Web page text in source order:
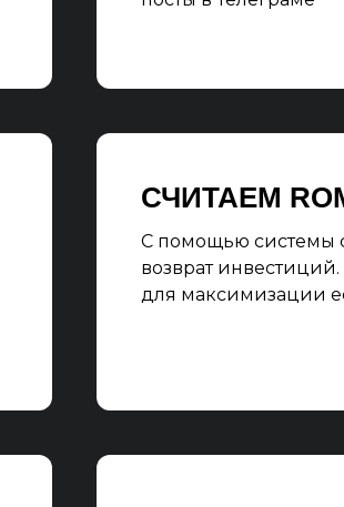
С помощью системы
возврат
для максимизации
СЧИТАЕМ